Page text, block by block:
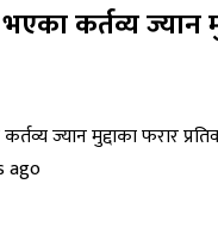
कर्तव्य ज्यान
ago